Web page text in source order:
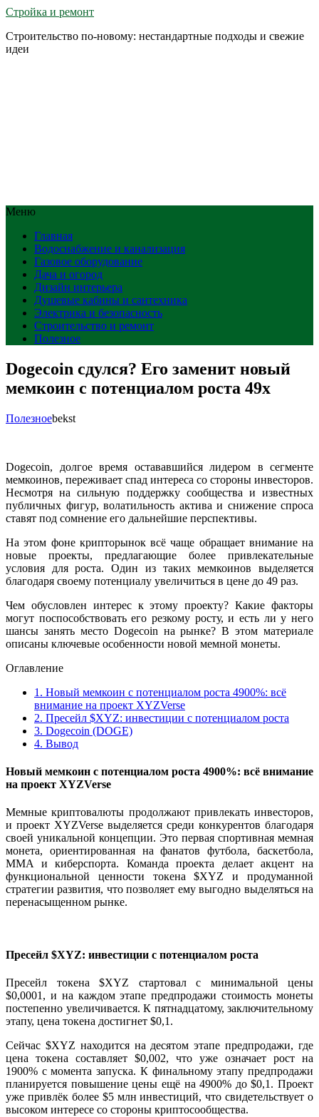
Стройка и ремонт
Строительство по-новому: нестандартные подходы и свежие
идеи
Меню
Главная
Водоснабжение и канализация
Газовое оборудование
Дача и огород
Дизайн интерьера
Душевые кабины и сантехника
Электрика и безопасность
Строительство и ремонт
Полезное
Dogecoin сдулся? Его заменит новый
мемкоин с потенциалом роста 49x
Полезноеbekst
Dogecoin, долгое время остававшийся лидером в сегменте
мемкоинов, переживает спад интереса со стороны инвесторов.
Несмотря на сильную поддержку сообщества и известных
публичных фигур, волатильность актива и снижение спроса
ставят под сомнение его дальнейшие перспективы.
На этом фоне крипторынок всё чаще обращает внимание на
новые проекты, предлагающие более привлекательные
условия для роста. Один из таких мемкоинов выделяется
благодаря своему потенциалу увеличиться в цене до 49 раз.
Чем обусловлен интерес к этому проекту? Какие факторы
могут поспособствовать его резкому росту, и есть ли у него
шансы занять место Dogecoin на рынке? В этом материале
описаны ключевые особенности новой мемной монеты.
Оглавление
1. Новый мемкоин с потенциалом роста 4900%: всё
внимание на проект XYZVerse
2. Пресейл $XYZ: инвестиции с потенциалом роста
3. Dogecoin (DOGE)
4. Вывод
Новый мемкоин с потенциалом роста 4900%: всё внимание
на проект XYZVerse
Мемные криптовалюты продолжают привлекать инвесторов,
и проект XYZVerse выделяется среди конкурентов благодаря
своей уникальной концепции. Это первая спортивная мемная
монета, ориентированная на фанатов футбола, баскетбола,
MMA и киберспорта. Команда проекта делает акцент на
функциональной ценности токена $XYZ и продуманной
стратегии развития, что позволяет ему выгодно выделяться на
перенасыщенном рынке.
Пресейл $XYZ: инвестиции с потенциалом роста
Пресейл токена $XYZ стартовал с минимальной цены
$0,0001, и на каждом этапе предпродажи стоимость монеты
постепенно увеличивается. К пятнадцатому, заключительному
этапу, цена токена достигнет $0,1.
Сейчас $XYZ находится на десятом этапе предпродажи, где
цена токена составляет $0,002, что уже означает рост на
1900% с момента запуска. К финальному этапу предпродажи
планируется повышение цены ещё на 4900% до $0,1. Проект
уже привлёк более $5 млн инвестиций, что свидетельствует о
высоком интересе со стороны криптосообщества.